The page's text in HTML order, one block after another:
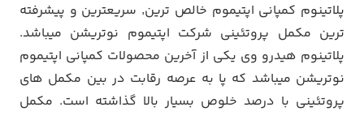
پلاتینوم کمپانی اپتیموم خالص ترین٬ سریعترین و پیشرفته
ترین مکمل پروتئینی شرکت اپتیموم نوتریشن میباشد.
پلاتینوم هیدرو وی یکی از آخرین محصولات کمپانی اپتیموم
نوتریشن میباشد که پا به عرصه رقابت در بین مکمل های
پروتئینی با درصد خلوص بسیار بالا گذاشته است. مکمل